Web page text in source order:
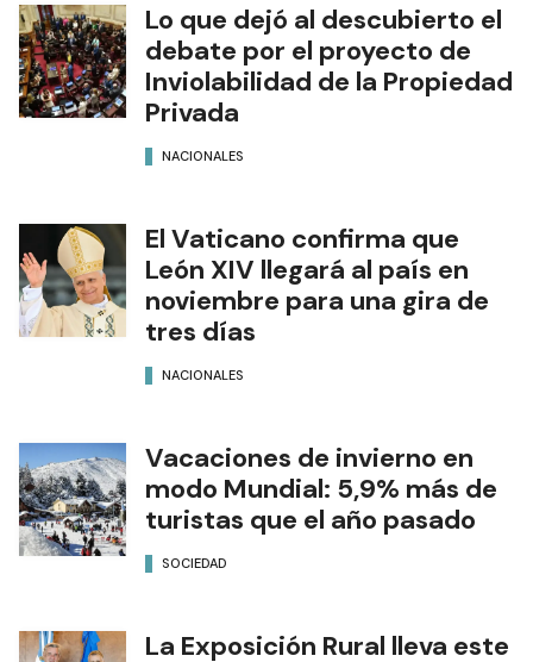
Lo que dejó al descubierto el
debate por el proyecto de
Inviolabilidad de la Propiedad
Privada
NACIONALES
El Vaticano confirma que
León XIV llegará al país en
noviembre para una gira de
tres días
NACIONALES
Vacaciones de invierno en
modo Mundial: 5,9% más de
turistas que el año pasado
SOCIEDAD
La Exposición Rural lleva este